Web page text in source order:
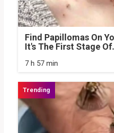
Find Papillomas On
It's The First Stage
7 h 57 min